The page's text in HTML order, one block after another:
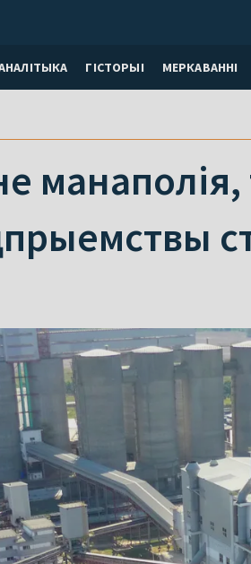
ГІСТОРЫІ МЕРКАВАННI